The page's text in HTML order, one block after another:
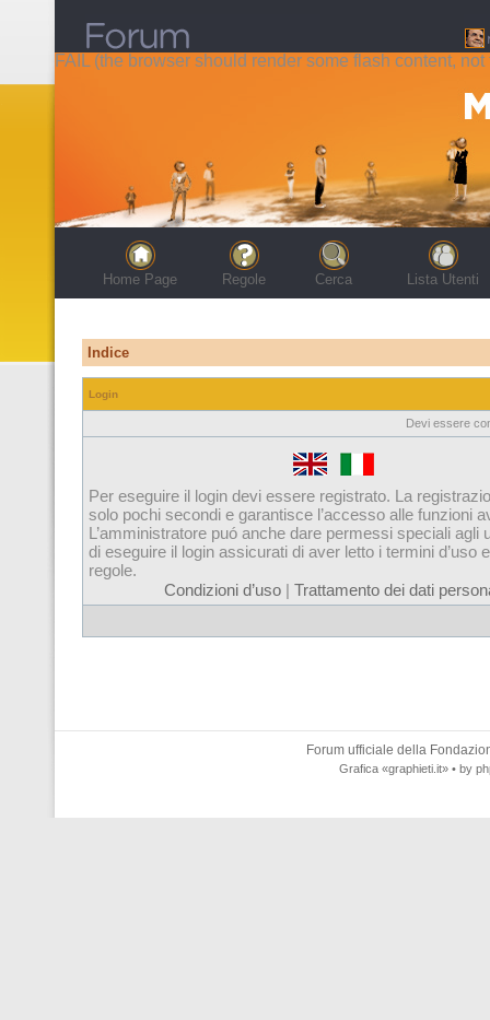
FAIL (the browser should render some flash content, not
Home Page Regole Cerca Lista Utenti
Indice
Login
Devi essere
Per eseguire il login devi essere registrato. La
solo pochi secondi e garantisce l’accesso alle funzioni
L’amministratore puó anche dare permessi speciali agli
di eseguire il login assicurati di aver letto i termini d’uso
regole.
Condizioni d’uso | Trattamento dei dati
Forum ufficiale della
Grafica «graphieti.it» • by